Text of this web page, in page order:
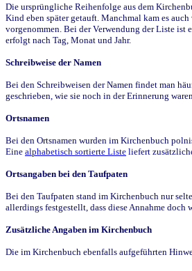
Die ursprüngliche Reihenfolge aus dem
Kind eben später getauft. Manchmal kam es
vorgenommen. Bei der Verwendung der Liste ist
erfolgt nach Tag, Monat und Jahr.
Schreibweise der Namen
Bei den Schreibweisen der Namen findet man
geschrieben, wie sie noch in der Erinnerung
Ortsnamen
Bei den Ortsnamen wurden im Kirchenbuch
Eine alphabetisch sortierte Liste liefert
Ortsangaben bei den Taufpaten
Bei den Taufpaten stand im Kirchenbuch nur
allerdings festgestellt, dass diese Annahme
Zusätzliche Angaben im Kirchenbuch
Die im Kirchenbuch ebenfalls aufgeführten